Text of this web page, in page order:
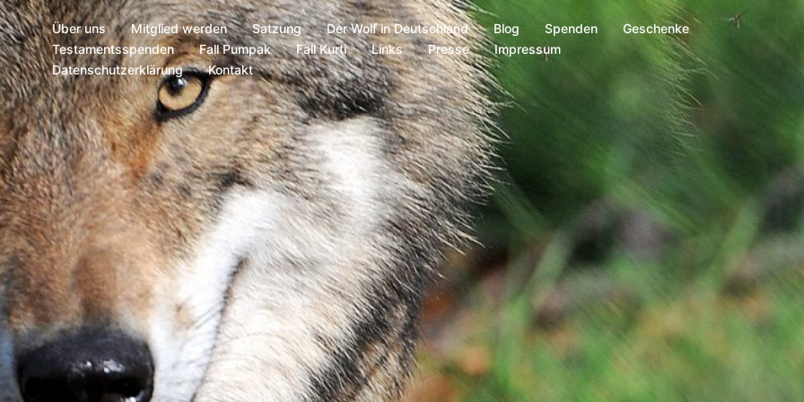
Über uns Mitglied werden Satzung Der Wolf in Deutschland Blog Spenden
Geschenke
Testamentsspenden
Fall Pumpak Fall Kurti Links Presse
Impressum
Datenschutzerklärung
Kontakt